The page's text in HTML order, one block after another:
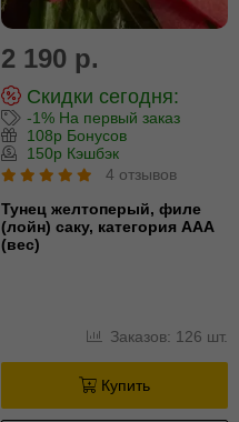
2 190 р.
Скидки сегодня:
-1% На первый заказ
108р Бонусов
150р Кэшбэк
4 отзывов
Тунец желтоперый, филе
(лойн) cаку, категория ААА
(вес)
Заказов: 126 шт.
Купить